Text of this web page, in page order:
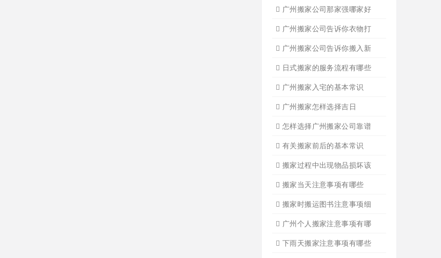
设备搬运需要注意细节
应该怎样选择广州搬家公司
选择广州搬家公司需谨慎
广州搬家流程
搬家有哪些细节是一定要注
广州搬家物品打包技巧
广州搬家入宅注意事项
关于广州搬家几点建议
广州搬家公司那家强哪家好
广州搬家公司告诉你衣物打
广州搬家公司告诉你搬入新
日式搬家的服务流程有哪些
广州搬家入宅的基本常识